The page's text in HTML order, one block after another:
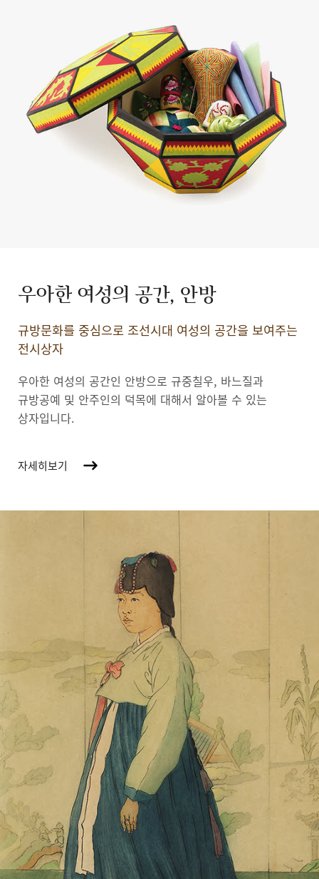
우아한 여성의 공간, 안방
규방문화를 중심으로 조선시대 여성의 공간을 보여주는
전시상자
우아한 여성의 공간인 안방으로 규중칠우, 바느질과
규방공예 및 안주인의 덕목에 대해서 알아볼 수 있는
상자입니다.
자세히보기